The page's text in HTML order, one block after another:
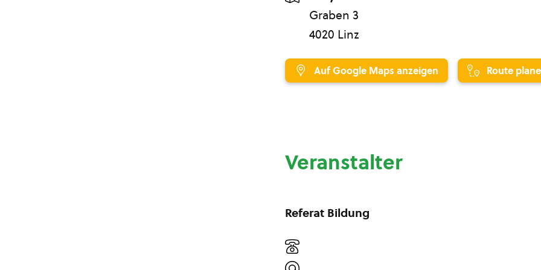
Graben 3
4020 Linz
Auf Google Maps anzeigen Route
Veranstalter
Referat Bildung